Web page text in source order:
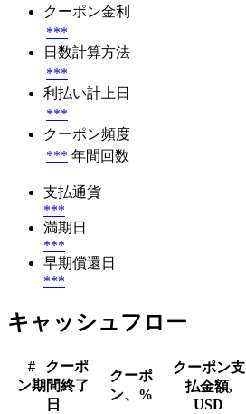
クーポン金利
***
日数計算方法
***
利払い計上日
***
クーポン頻度
*** 年間回数
支払通貨
***
満期日
***
早期償還日
***
キャッシュフロー
#
クーポ
ン期間終了
日
クーポ
ン、%
クーポン支
払金額,
USD